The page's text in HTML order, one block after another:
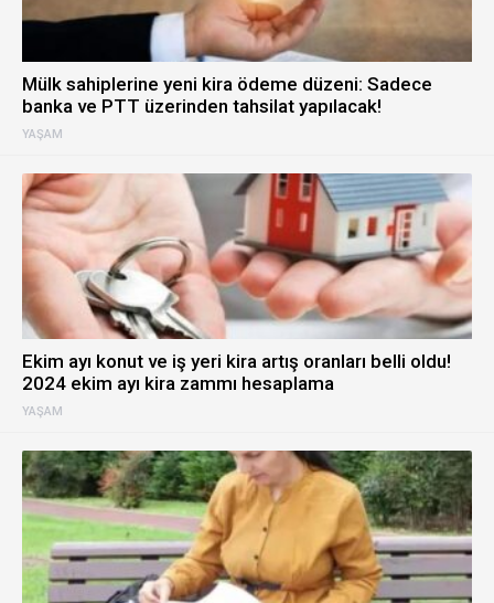
YAŞAM
Mülk sahiplerine yeni kira ödeme düzeni: Sadece
banka ve PTT üzerinden tahsilat yapılacak!
YAŞAM
Ekim ayı konut ve iş yeri kira artış oranları belli oldu!
2024 ekim ayı kira zammı hesaplama